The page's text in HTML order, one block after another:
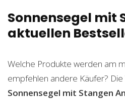
Sonnensegel mit
aktuellen
Welche Produkte werden am
empfehlen andere Käufer?
Sonnensegel mit Stangen